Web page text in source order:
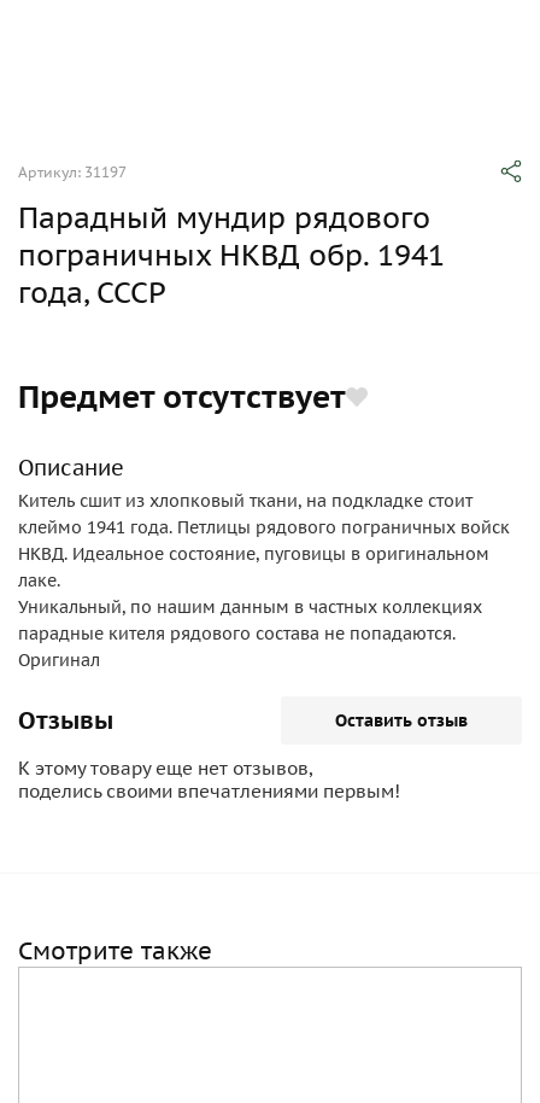
Артикул: 31197
Парадный мундир рядового
пограничных НКВД обр. 1941
года, СССР
Предмет отсутствует
Описание
Китель сшит из хлопковый ткани, на подкладке стоит
клеймо 1941 года. Петлицы рядового пограничных войск
НКВД. Идеальное состояние, пуговицы в оригинальном
лаке.
Уникальный, по нашим данным в частных коллекциях
парадные кителя рядового состава не попадаются.
Оригинал
Отзывы Оставить отзыв
К этому товару еще нет отзывов,
поделись своими впечатлениями первым!
Смотрите также